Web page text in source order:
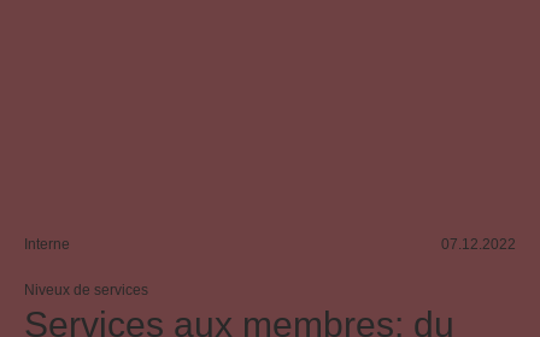
Interne 07.12.2022
Niveux de services
Services aux membres: du